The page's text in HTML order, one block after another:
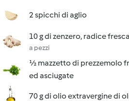
2 spicchi di aglio
10 g di zenzero, radice fresca
a pezzi
½ mazzetto di prezzemolo
ed asciugate
70 g di olio extravergine di